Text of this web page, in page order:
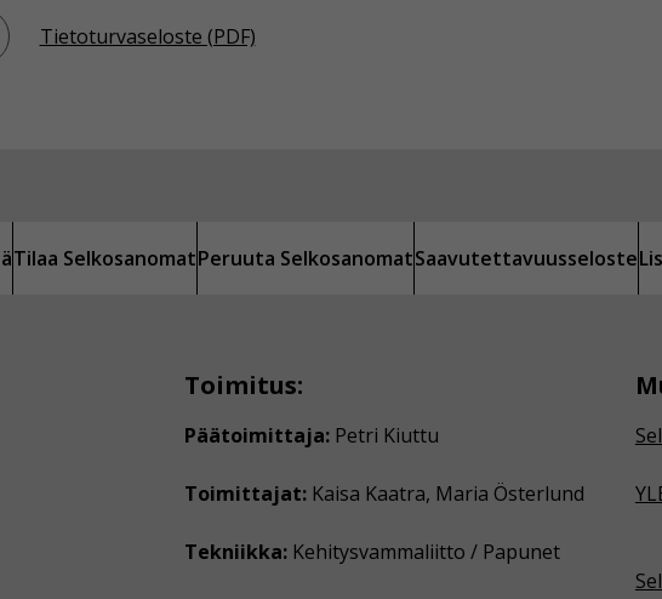
Tietoturvaseloste (PDF)
Tilaa SelkosanomatPeruuta SelkosanomatSaavutettavuusseloste
Toimitus:
Päätoimittaja: Petri Kiuttu
Toimittajat: Kaisa Kaatra, Maria Österlund
Tekniikka: Kehitysvammaliitto / Papunet